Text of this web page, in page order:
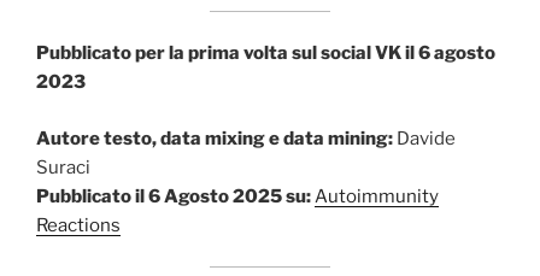
Pubblicato per la prima volta sul social VK il 6 agosto
2023
Autore testo, data mixing e data mining: Davide
Suraci
Pubblicato il 6 Agosto 2025 su:Autoimmunity
Reactions